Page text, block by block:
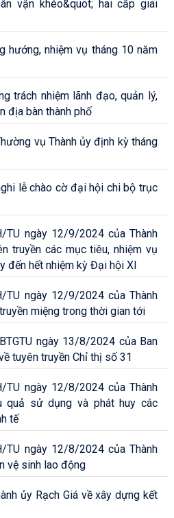
vận khéo&quot; hai cấp giai
hướng, nhiệm vụ tháng 10 năm
trách nhiệm lãnh đạo, quản lý,
địa bàn thành phố
vụ Thành ủy định kỳ tháng
lễ chào cờ đại hội chi bộ trục
TU ngày 12/9/2024 của Thành
truyền các mục tiêu, nhiệm vụ
đến hết nhiệm kỳ Đại hội XI
TU ngày 12/9/2024 của Thành
miệng trong thời gian tới
ngày 13/8/2024 của Ban
tuyên truyền Chỉ thị số 31
TU ngày 12/8/2024 của Thành
quả sử dụng và phát huy các
tế
TU ngày 12/8/2024 của Thành
vệ sinh lao động
ủy Rạch Giá về xây dựng kết